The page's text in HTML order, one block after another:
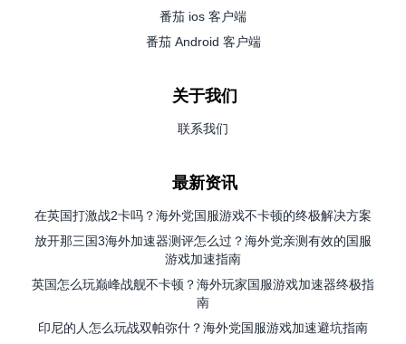
番茄 ios 客户端
番茄 Android 客户端
关于我们
联系我们
最新资讯
在英国打激战2卡吗？海外党国服游戏不卡顿的终极解决方案
放开那三国3海外加速器测评怎么过？海外党亲测有效的国服
游戏加速指南
英国怎么玩巅峰战舰不卡顿？海外玩家国服游戏加速器终极指
南
印尼的人怎么玩战双帕弥什？海外党国服游戏加速避坑指南